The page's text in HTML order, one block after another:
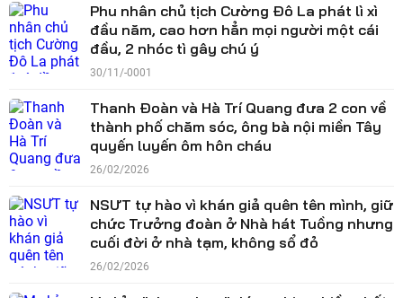
Phu nhân chủ tịch Cường Đô La phát lì xì
đầu năm, cao hơn hẳn mọi người một cái
đầu, 2 nhóc tì gây chú ý
30/11/-0001
Thanh Đoàn và Hà Trí Quang đưa 2 con về
thành phố chăm sóc, ông bà nội miền Tây
quyến luyến ôm hôn cháu
26/02/2026
NSƯT tự hào vì khán giả quên tên mình, giữ
chức Trưởng đoàn ở Nhà hát Tuồng nhưng
cuối đời ở nhà tạm, không sổ đỏ
26/02/2026